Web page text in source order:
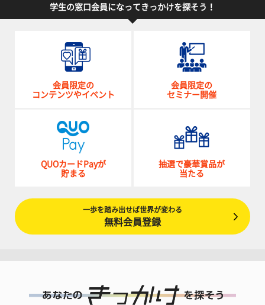
学生の窓口会員になってきっかけを探そう！
会員限定の
コンテンツやイベント
会員限定の
セミナー開催
QUOカードPayが
貯まる
抽選で豪華賞品が
当たる
一歩を踏み出せば世界が変わる
無料会員登録